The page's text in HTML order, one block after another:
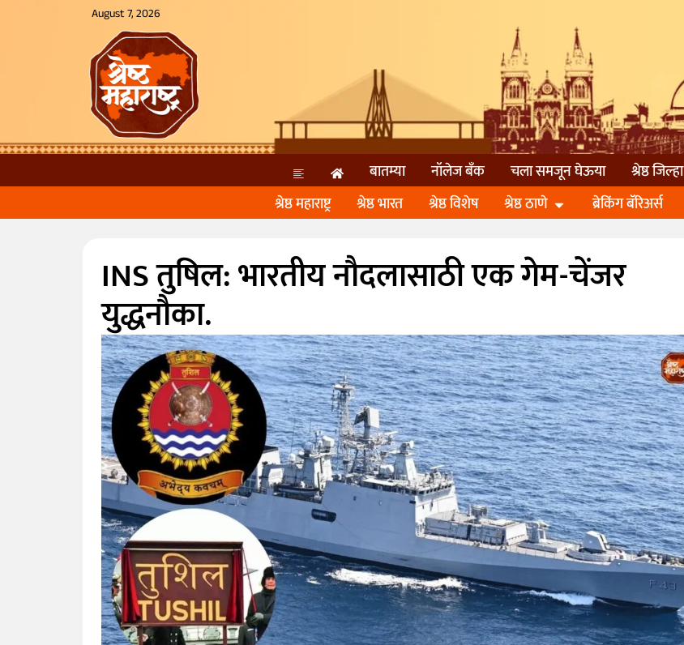
August 7, 2026
बातम्या नॉलेज बॅंक चला समजून घेऊया श्रेष्ठ जिल्हा
श्रेष्ठ महाराष्ट्र
श्रेष्ठ भारत श्रेष्ठ विशेष श्रेष्ठ ठाणे ब्रेकिंग बॅरिअर्स
INS तुषिल: भारतीय नौदलासाठी एक गेम-चेंजर
युद्धनौका.